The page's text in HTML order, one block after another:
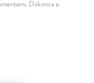
Dokonca si